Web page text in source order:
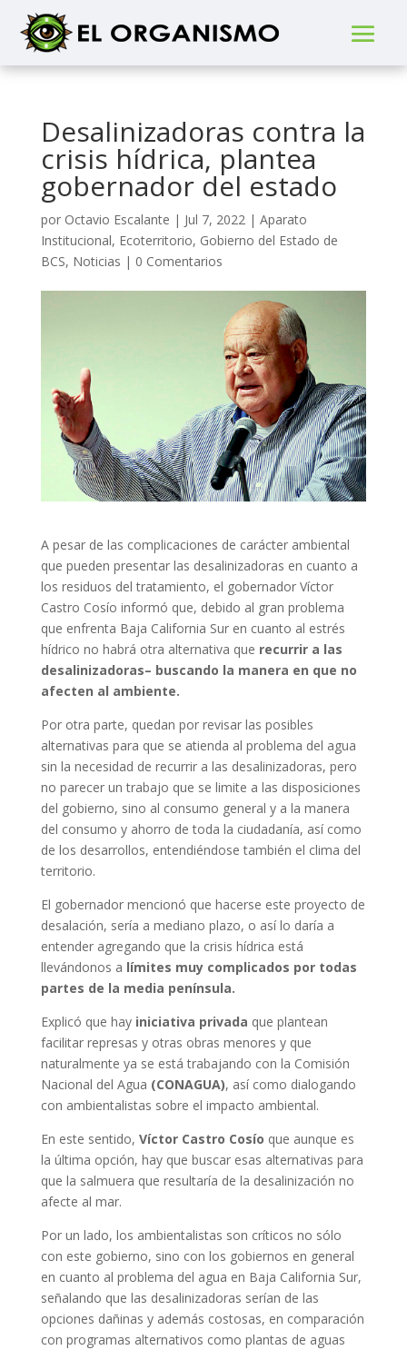
Desalinizadoras contra la
crisis hídrica, plantea
gobernador del estado
por Octavio Escalante | Jul 7, 2022| Aparato
Institucional, Ecoterritorio, Gobierno del Estado de
BCS, Noticias | 0 Comentarios
A pesar de las complicaciones de carácter ambiental
que pueden presentar las desalinizadoras en cuanto a
los residuos del tratamiento, el gobernador Víctor
Castro Cosío informó que, debido al gran problema
que enfrenta Baja California Sur en cuanto al estrés
hídrico no habrá otra alternativa que recurrir a las
desalinizadoras– buscando la manera en que no
afecten al ambiente.
Por otra parte, quedan por revisar las posibles
alternativas para que se atienda al problema del agua
sin la necesidad de recurrir a las desalinizadoras, pero
no parecer un trabajo que se limite a las disposiciones
del gobierno, sino al consumo general y a la manera
del consumo y ahorro de toda la ciudadanía, así como
de los desarrollos, entendiéndose también el clima del
territorio.
El gobernador mencionó que hacerse este proyecto de
desalación, sería a mediano plazo, o así lo daría a
entender agregando que la crisis hídrica está
llevándonos a límites muy complicados por todas
partes de la media península.
Explicó que hay iniciativa privada que plantean
facilitar represas y otras obras menores y que
naturalmente ya se está trabajando con la Comisión
Nacional del Agua (CONAGUA), así como dialogando
con ambientalistas sobre el impacto ambiental.
En este sentido, Víctor Castro Cosío que aunque es
la última opción, hay que buscar esas alternativas para
que la salmuera que resultaría de la desalinización no
afecte al mar.
Por un lado, los ambientalistas son críticos no sólo
con este gobierno, sino con los gobiernos en general
en cuanto al problema del agua en Baja California Sur,
señalando que las desalinizadoras serían de las
opciones dañinas y además costosas, en comparación
con programas alternativos como plantas de aguas